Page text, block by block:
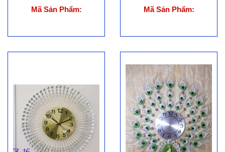
Mã Sản Phẩm: Mã Sản Phẩm: